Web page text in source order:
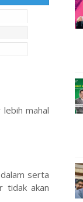
mahal
serta
tidak akan